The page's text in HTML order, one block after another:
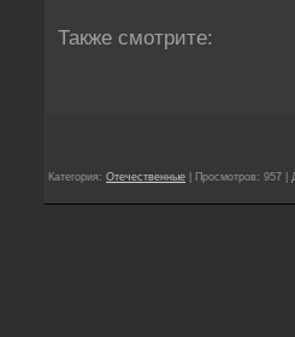
Также смотрите:
Категория: Отечественные | Просмотров: 957 |